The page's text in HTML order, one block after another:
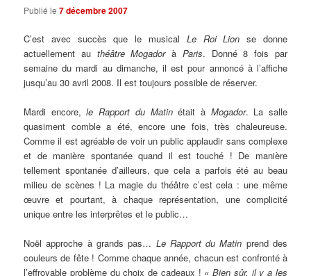
Publié le7 décembre 2007
C’est avec succès que le musical Le Roi Lion se donne
actuellement au théâtre Mogadorà Paris. Donné 8 fois par
semaine du mardi au dimanche, il est pour annoncé à l’affiche
jusqu’au 30 avril 2008. Il est toujours possible de réserver.
Mardi encore,le Rapport du Matinétait à Mogador. La salle
quasiment comble a été, encore une fois, très chaleureuse.
Comme il est agréable de voir un public applaudir sans complexe
et de manière spontanée quand il est touché ! De manière
tellement spontanée d’ailleurs, que cela a parfois été au beau
milieu de scènes ! La magie du théâtre c’est cela : une même
œuvre et pourtant, à chaque représentation, une complicité
unique entre les interprêtes et le public…
Noël approche à grands pas… Le Rapport du Matin prend des
couleurs de fête ! Comme chaque année, chacun est confronté à
l’effroyable problème du choix de cadeaux ! « Bien sûr, il y a les